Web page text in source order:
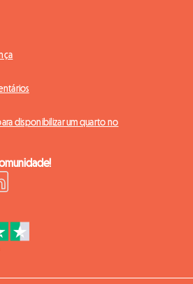
disponibilizar um quarto no